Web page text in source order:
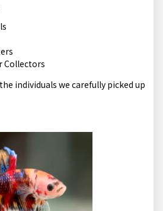
Collectors
individuals we carefully picked up